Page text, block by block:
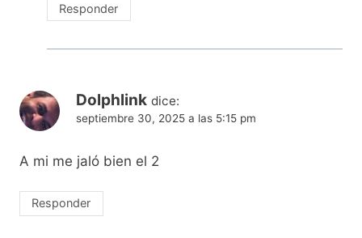
Responder
Dolphlink dice:
septiembre 30, 2025 a las 5:15 pm
A mi me jaló bien el 2
Responder